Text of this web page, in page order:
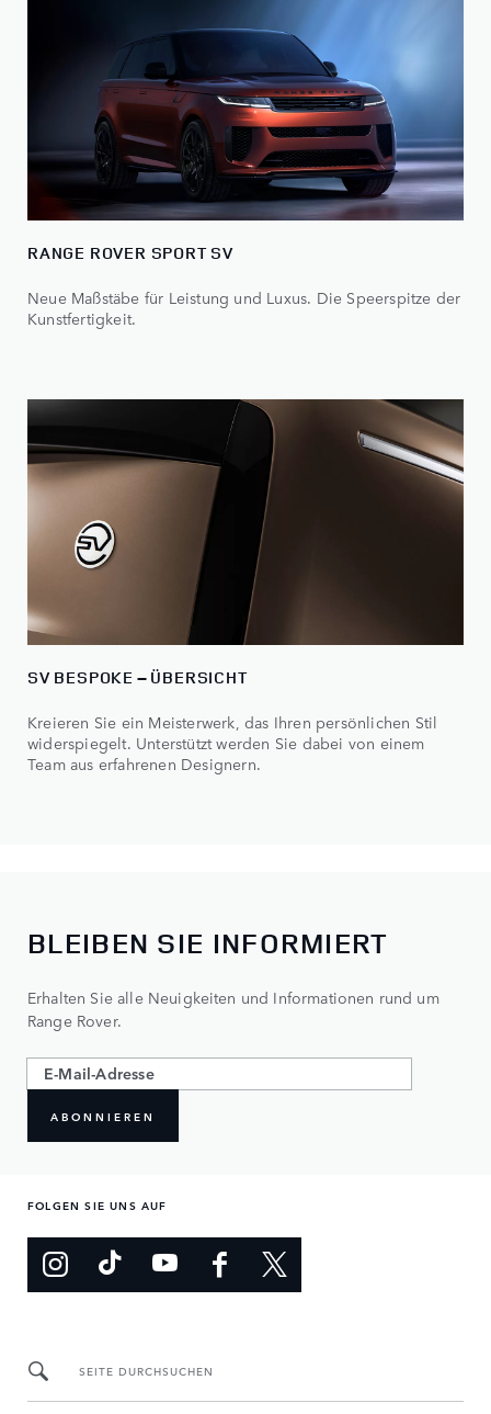
RANGE ROVER SPORT SV
Neue Maßstäbe für Leistung und Luxus. Die Speerspitze der
Kunstfertigkeit.
SV BESPOKE – ÜBERSICHT
Kreieren Sie ein Meisterwerk, das Ihren persönlichen Stil
widerspiegelt. Unterstützt werden Sie dabei von einem
Team aus erfahrenen Designern.
BLEIBEN SIE INFORMIERT
Erhalten Sie alle Neuigkeiten und Informationen rund um
Range Rover.
ABONNIEREN
FOLGEN SIE UNS AUF
SEITE DURCHSUCHEN